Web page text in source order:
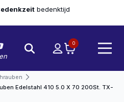
bedenktijd
0
Edelstahl 410 5.0 X 70 200St. TX-